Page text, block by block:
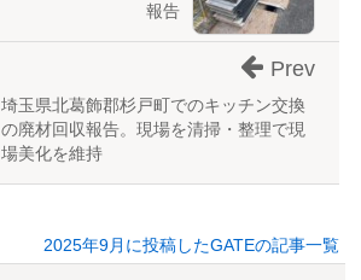
報告
埼玉県北葛飾郡杉戸町でのキッチン交換
の廃材回収報告。現場を清掃・整理で現
場美化を維持
Prev
2025年9月に投稿したGATEの記事一覧